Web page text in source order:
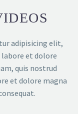
adipisicing elit,
et dolore
quis nostrud
et dolore magna